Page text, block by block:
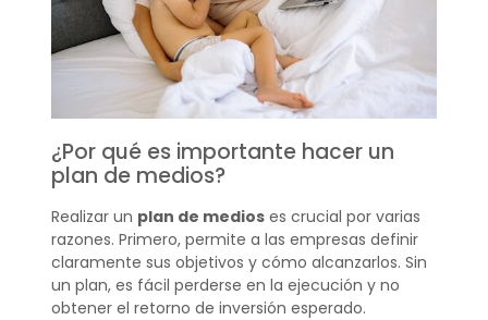
¿Por qué es importante hacer un
plan de medios?
Realizar un plan de medioses crucial por varias
razones. Primero, permite a las empresas definir
claramente sus objetivos y cómo alcanzarlos. Sin
un plan, es fácil perderse en la ejecución y no
obtener el retorno de inversión esperado.